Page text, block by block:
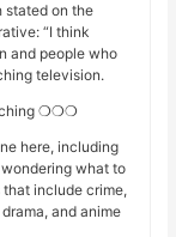
stated on the
“I think
and people who
television.
❍❍❍
here, including
what to
include crime,
and anime